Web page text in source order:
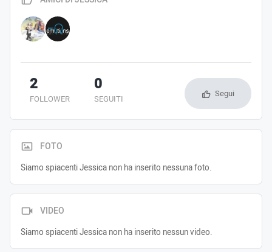
FOLLOWER
2
SEGUITI
0 Segui
FOTO
Siamo spiacenti Jessica non ha inserito nessuna foto.
VIDEO
Siamo spiacenti Jessica non ha inserito nessun video.